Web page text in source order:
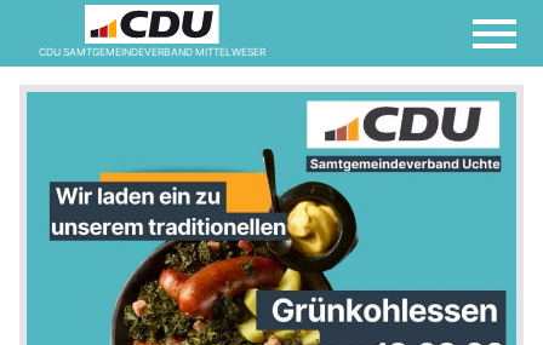
CDU SAMTGEMEINDEVERBAND MITTELWESER